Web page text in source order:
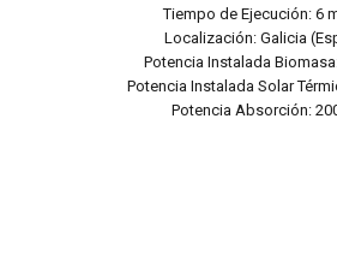
Tiempo de Ejecución: 6
Localización: Galicia
Potencia Instalada
Potencia Instalada Solar
Potencia Absorción: